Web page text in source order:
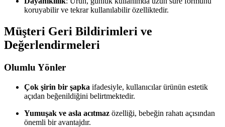
koruyabilir ve tekrar kullanılabilir özelliktedir.
Müşteri Geri Bildirimleri ve
Değerlendirmeleri
Olumlu Yönler
Çok şirin bir şapka ifadesiyle, kullanıcılar ürünün estetik
açıdan beğenildiğini belirtmektedir.
Yumuşak ve asla acıtmaz özelliği, bebeğin rahatı açısından
önemli bir avantajdır.